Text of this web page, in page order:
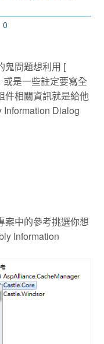
0
鬼問題想利用 [
或是一些註定要寫全
件相關資訊就是給他
Dialog
案中的參考挑選你想
Information